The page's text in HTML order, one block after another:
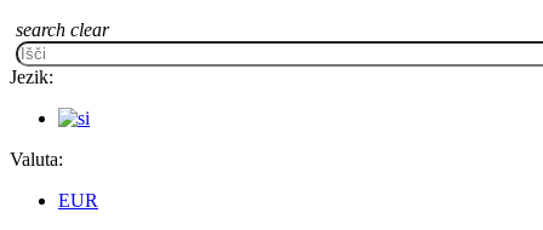
search clear
Jezik:
Valuta:
EUR